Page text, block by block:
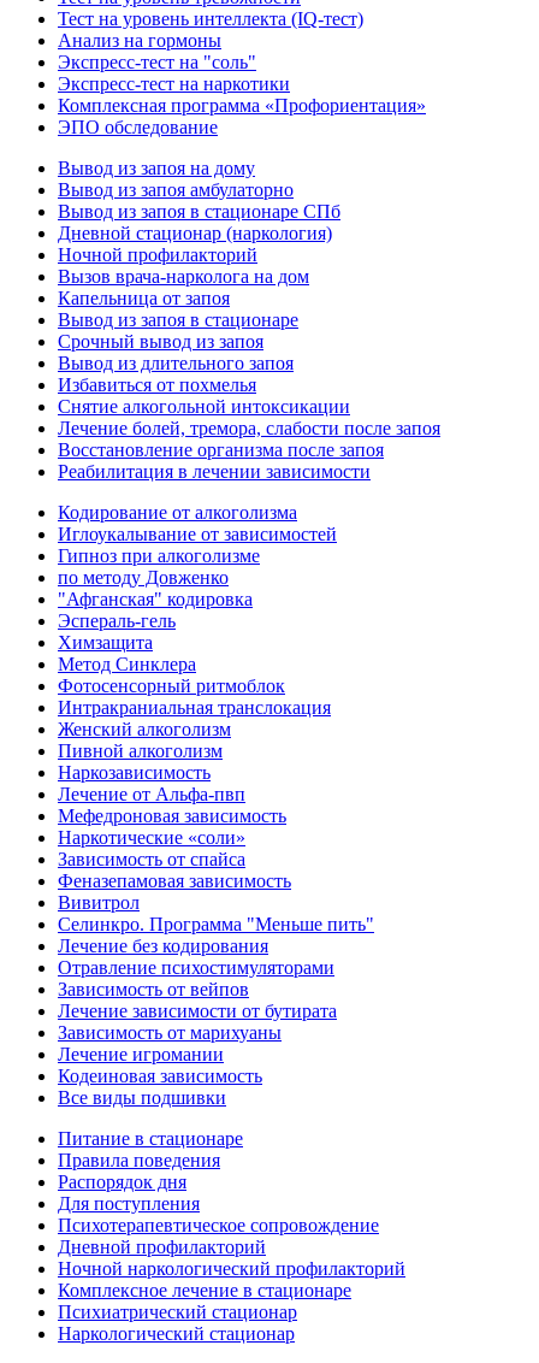
Тест на уровень интеллекта (IQ-тест)
Анализ на гормоны
Экспресс-тест на "соль"
Экспресс-тест на наркотики
Комплексная программа «Профориентация»
ЭПО обследование
Вывод из запоя на дому
Вывод из запоя амбулаторно
Вывод из запоя в стационаре СПб
Дневной стационар (наркология)
Ночной профилакторий
Вызов врача-нарколога на дом
Капельница от запоя
Вывод из запоя в стационаре
Срочный вывод из запоя
Вывод из длительного запоя
Избавиться от похмелья
Снятие алкогольной интоксикации
Лечение болей, тремора, слабости после запоя
Восстановление организма после запоя
Реабилитация в лечении зависимости
Кодирование от алкоголизма
Иглоукалывание от зависимостей
Гипноз при алкоголизме
по методу Довженко
"Афганская" кодировка
Эспераль-гель
Химзащита
Метод Синклера
Фотосенсорный ритмоблок
Интракраниальная транслокация
Женский алкоголизм
Пивной алкоголизм
Наркозависимость
Лечение от Альфа-пвп
Мефедроновая зависимость
Наркотические «соли»
Зависимость от спайса
Феназепамовая зависимость
Вивитрол
Селинкро. Программа "Меньше пить"
Лечение без кодирования
Отравление психостимуляторами
Зависимость от вейпов
Лечение зависимости от бутирата
Зависимость от марихуаны
Лечение игромании
Кодеиновая зависимость
Все виды подшивки
Питание в стационаре
Правила поведения
Распорядок дня
Для поступления
Психотерапевтическое сопровождение
Дневной профилакторий
Ночной наркологический профилакторий
Комплексное лечение в стационаре
Психиатрический стационар
Наркологический стационар